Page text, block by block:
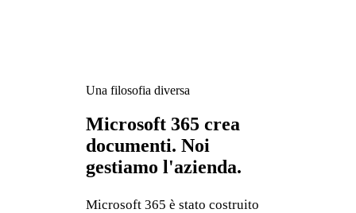
Una filosofia diversa
Microsoft 365 crea
documenti. Noi
gestiamo l'azienda.
Microsoft 365 è stato costruito